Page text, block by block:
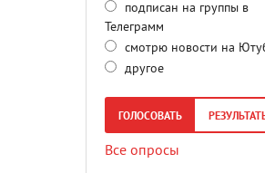
подписан на группы в
Телеграмм
смотрю новости на
другое
ГОЛОСОВАТЬ
Все опросы